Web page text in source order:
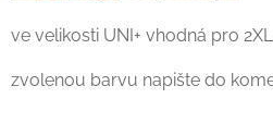
ve velikosti UNI+ vhodná pro
zvolenou barvu napište do